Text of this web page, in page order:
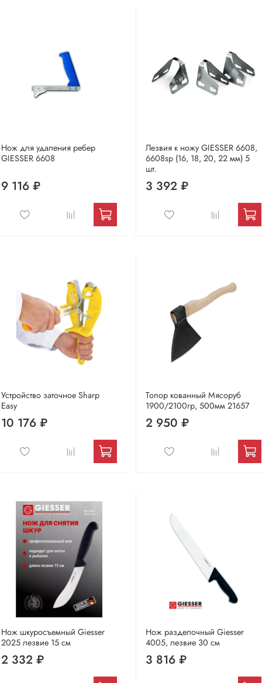
Нож для удаления ребер
GIESSER 6608
9 116 ₽
Лезвия к ножу GIESSER 6608,
6608sp (16, 18, 20, 22 мм) 5
шт.
3 392 ₽
Устройство заточное Sharp
Easy
10 176 ₽
Топор кованный Мясоруб
1900/2100гр, 500мм 21657
2 950 ₽
Нож шкуросъемный Giesser
2025 лезвие 15 см
2 332 ₽
Нож разделочный Giesser
4005, лезвие 30 см
3 816 ₽